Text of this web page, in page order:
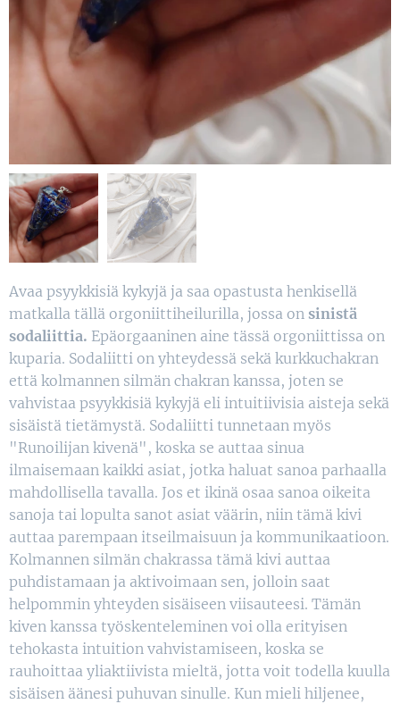
Avaa psyykkisiä kykyjä ja saa opastusta henkisellä
matkalla tällä orgoniittiheilurilla, jossa on sinistä
sodaliittia. Epäorgaaninen aine tässä orgoniittissa on
kuparia. Sodaliitti on yhteydessä sekä kurkkuchakran
että kolmannen silmän chakran kanssa, joten se
vahvistaa psyykkisiä kykyjä eli intuitiivisia aisteja sekä
sisäistä tietämystä. Sodaliitti tunnetaan myös
"Runoilijan kivenä", koska se auttaa sinua
ilmaisemaan kaikki asiat, jotka haluat sanoa parhaalla
mahdollisella tavalla. Jos et ikinä osaa sanoa oikeita
sanoja tai lopulta sanot asiat väärin, niin tämä kivi
auttaa parempaan itseilmaisuun ja kommunikaatioon.
Kolmannen silmän chakrassa tämä kivi auttaa
puhdistamaan ja aktivoimaan sen, jolloin saat
helpommin yhteyden sisäiseen viisauteesi. Tämän
kiven kanssa työskenteleminen voi olla erityisen
tehokasta intuition vahvistamiseen, koska se
rauhoittaa yliaktiivista mieltä, jotta voit todella kuulla
sisäisen äänesi puhuvan sinulle. Kun mieli hiljenee,